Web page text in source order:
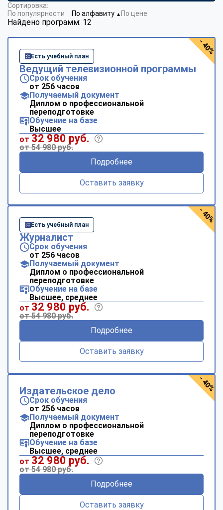
Найдено программ: 12
Сортировка:
По популярности
По алфавиту ▼ По цене
Есть учебный план
Ведущий телевизионной программы
Срок обучения
от 256 часов
Получаемый документ
Диплом о профессиональной
переподготовке
Обучение на базе
Высшее
от 32 980 руб.
от 54 980 руб.
Подробнее
Оставить заявку
- 40%
Есть учебный план
Журналист
Срок обучения
от 256 часов
Получаемый документ
Диплом о профессиональной
переподготовке
Обучение на базе
Высшее, среднее
от 32 980 руб.
от 54 980 руб.
Подробнее
Оставить заявку
- 40%
Издательское дело
Срок обучения
от 256 часов
Получаемый документ
Диплом о профессиональной
переподготовке
Обучение на базе
Высшее, среднее
от 32 980 руб.
от 54 980 руб.
Подробнее
Оставить заявку
- 40%